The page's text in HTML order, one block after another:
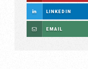
LINKEDIN
EMAIL